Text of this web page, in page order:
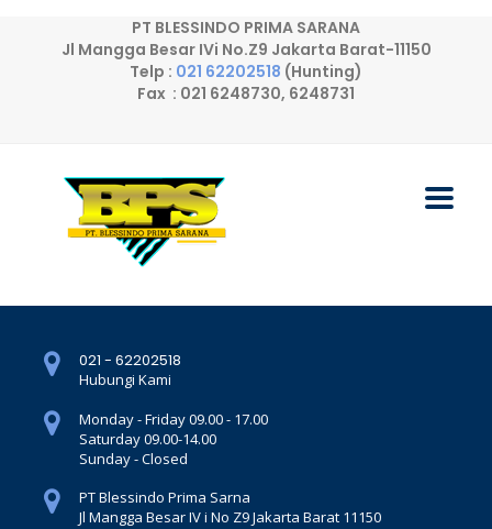
PT BLESSINDO PRIMA SARANA
Jl Mangga Besar IVi No.Z9 Jakarta Barat-11150
Telp : 021 62202518 (Hunting)
Fax : 021 6248730, 6248731
021 - 62202518
Hubungi Kami
Monday - Friday 09.00 - 17.00
Saturday 09.00-14.00
Sunday - Closed
PT Blessindo Prima Sarna
Jl Mangga Besar IV i No Z9 Jakarta Barat 11150